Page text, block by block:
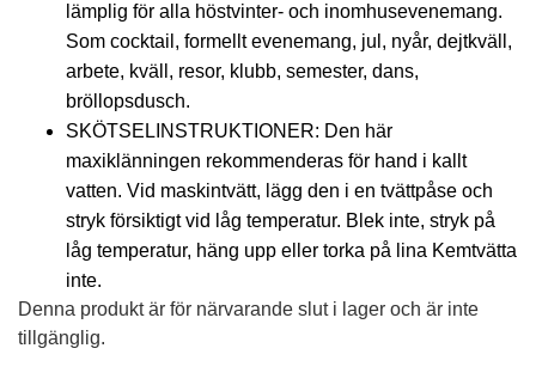
lämplig för alla höstvinter- och inomhusevenemang.
Som cocktail, formellt evenemang, jul, nyår, dejtkväll,
arbete, kväll, resor, klubb, semester, dans,
bröllopsdusch.
SKÖTSELINSTRUKTIONER: Den här
maxiklänningen rekommenderas för hand i kallt
vatten. Vid maskintvätt, lägg den i en tvättpåse och
stryk försiktigt vid låg temperatur. Blek inte, stryk på
låg temperatur, häng upp eller torka på lina Kemtvätta
inte.
Denna produkt är för närvarande slut i lager och är inte
tillgänglig.